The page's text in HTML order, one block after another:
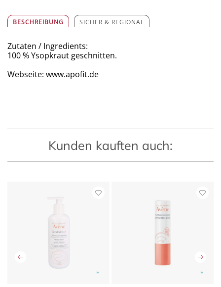
BESCHREIBUNG SICHER & REGIONAL
Zutaten / Ingredients:
100 % Ysopkraut geschnitten.
Webseite: www.apofit.de
Kunden kauften auch: